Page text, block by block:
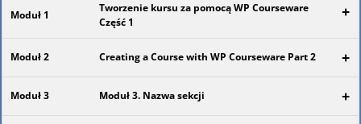
Moduł 1
Tworzenie kursu za pomocą WP Courseware
Część 1
+
Moduł 2 Creating a Course with WP Courseware Part 2 +
Moduł 3 Moduł 3. Nazwa sekcji +